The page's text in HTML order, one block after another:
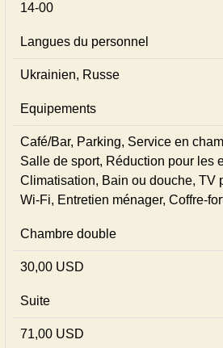
14-00
Langues du personnel
Ukrainien, Russe
Equipements
Café/Bar, Parking, Service en
Salle de sport, Réduction pour les
Climatisation, Bain ou douche, TV
Wi-Fi, Entretien ménager, Coffre-
Chambre double
30,00 USD
Suite
71,00 USD